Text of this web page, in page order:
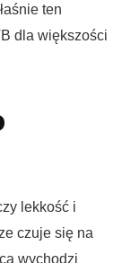
ten
dla większości
lekkość i
czuje się na
wychodzi